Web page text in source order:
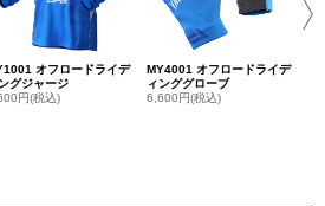
オフロードライデ
グジャージ
円(税込)
MY4001 オフロードライデ
ィンググローブ
6,600円(税込)